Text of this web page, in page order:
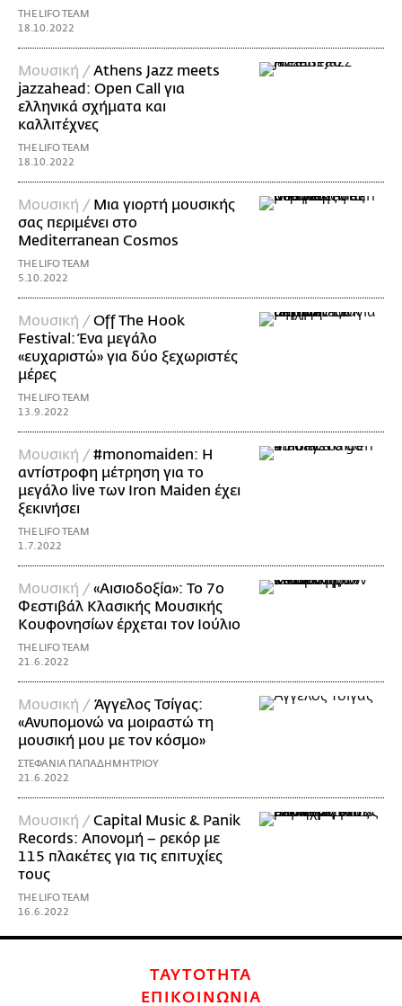
THE LIFO TEAM
18.10.2022
Μουσική /Athens Jazz meets
jazzahead: Open Call για
ελληνικά σχήματα και
καλλιτέχνες
THE LIFO TEAM
18.10.2022
Μουσική / Μια γιορτή μουσικής
σας περιμένει στο
Mediterranean Cosmos
THE LIFO TEAM
5.10.2022
Μουσική /Off The Hook
Festival: Ένα μεγάλο
«ευχαριστώ» για δύο ξεχωριστές
μέρες
THE LIFO TEAM
13.9.2022
Μουσική /#monomaiden: Η
αντίστροφη μέτρηση για το
μεγάλο live των Iron Maiden έχει
ξεκινήσει
THE LIFO TEAM
1.7.2022
Μουσική /«Αισιοδοξία»: Το 7ο
Φεστιβάλ Κλασικής Μουσικής
Κουφονησίων έρχεται τον Ιούλιο
THE LIFO TEAM
21.6.2022
Μουσική / Άγγελος Τσίγας:
«Ανυπομονώ να μοιραστώ τη
μουσική μου με τον κόσμο»
ΣΤΕΦΑΝΙΑ ΠΑΠΑΔΗΜΗΤΡΙΟΥ
21.6.2022
Μουσική /Capital Music & Panik
Records: Απονομή – ρεκόρ με
115 πλακέτες για τις επιτυχίες
τους
THE LIFO TEAM
16.6.2022
ΤΑΥΤΟΤΗΤΑ
ΕΠΙΚΟΙΝΩΝΙΑ